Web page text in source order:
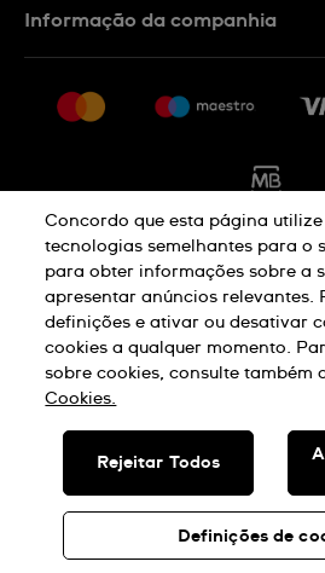
Rescindir o contrato
Informação da companhia
Carreiras
Aviso De Privacidade
Termos E
SWISS
© SWATCH AG 2026. TODOS OS
Concordo que esta página utilize
tecnologias semelhantes para o
para obter informações sobre a
apresentar anúncios relevantes.
definições e ativar ou desativar
cookies a qualquer momento.
sobre cookies, consulte também
Cookies.
Definições de
Rejeitar Todos